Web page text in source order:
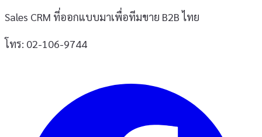
Sales CRM ที่ออกแบบมาเพื่อทีมขาย B2B ไทย
โทร: 02-106-9744